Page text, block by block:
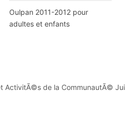
Oulpan 2011-2012 pour
adultes et enfants
ActivitÃ©s de la CommunautÃ©